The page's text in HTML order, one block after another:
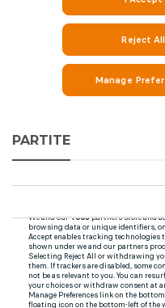
PARTITE